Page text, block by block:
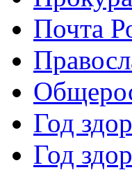
Почта
Год
Год